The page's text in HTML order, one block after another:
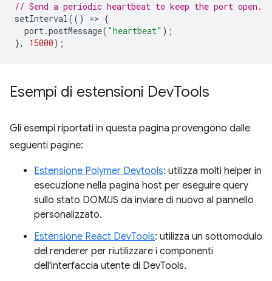
// Send a periodic heartbeat to keep the port open.
setInterval(() => {
port.postMessage( "heartbeat" );
},
15000);
Esempi di estensioni DevTools
Gli esempi riportati in questa pagina provengono dalle
seguenti pagine:
Estensione Polymer Devtools: utilizza molti helper in
esecuzione nella pagina host per eseguire query
sullo stato DOM/JS da inviare di nuovo al pannello
personalizzato.
Estensione React DevTools: utilizza un sottomodulo
del renderer per riutilizzare i componenti
dell'interfaccia utente di DevTools.